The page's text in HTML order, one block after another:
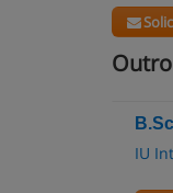
IU